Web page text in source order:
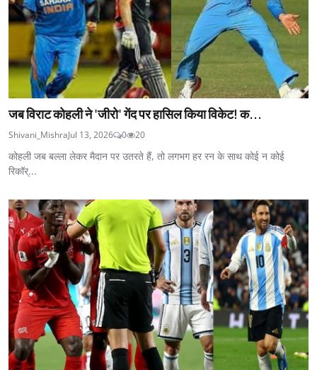
जब विराट कोहली ने 'जीरो' गेंद पर हासिल किया विकेट! क...
Shivani_MishraJul 13, 2026 0 20
कोहली जब बल्ला लेकर मैदान पर उतरते हैं, तो लगभग हर रन के साथ कोई न कोई
रिकॉर्...